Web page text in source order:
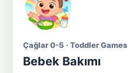
Çağlar 0-5 · Toddler Games
Bebek Bakımı